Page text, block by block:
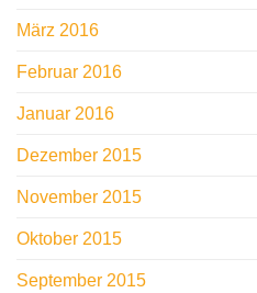
März 2016
Februar 2016
Januar 2016
Dezember 2015
November 2015
Oktober 2015
September 2015